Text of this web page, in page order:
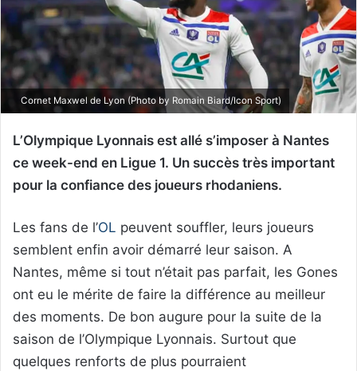
Cornet Maxwel de Lyon (Photo by Romain Biard/Icon Sport)
L’Olympique Lyonnais est allé s’imposer à Nantes
ce week-end en Ligue 1. Un succès très important
pour la confiance des joueurs rhodaniens.
Les fans de l’OL peuvent souffler, leurs joueurs
semblent enfin avoir démarré leur saison. A
Nantes, même si tout n’était pas parfait, les Gones
ont eu le mérite de faire la différence au meilleur
des moments. De bon augure pour la suite de la
saison de l’Olympique Lyonnais. Surtout que
quelques renforts de plus pourraient